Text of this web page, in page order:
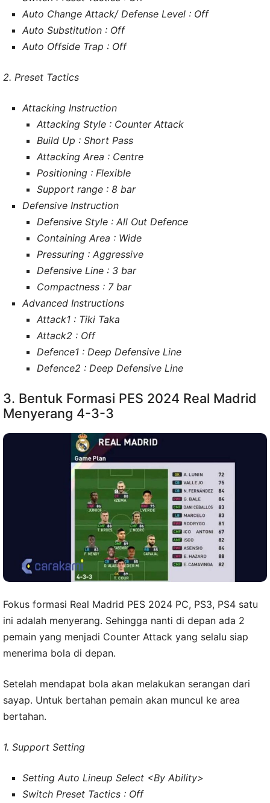
Auto Change Attack/ Defense Level : Off
Auto Substitution : Off
Auto Offside Trap : Off
2. Preset Tactics
Attacking Instruction
Attacking Style : Counter Attack
Build Up : Short Pass
Attacking Area : Centre
Positioning : Flexible
Support range : 8 bar
Defensive Instruction
Defensive Style : All Out Defence
Containing Area : Wide
Pressuring : Aggressive
Defensive Line : 3 bar
Compactness : 7 bar
Advanced Instructions
Attack1 : Tiki Taka
Attack2 : Off
Defence1 : Deep Defensive Line
Defence2 : Deep Defensive Line
3. Bentuk Formasi PES 2024 Real Madrid
Menyerang 4-3-3
Fokus formasi Real Madrid PES 2024 PC, PS3, PS4 satu
ini adalah menyerang. Sehingga nanti di depan ada 2
pemain yang menjadi Counter Attack yang selalu siap
menerima bola di depan.
Setelah mendapat bola akan melakukan serangan dari
sayap. Untuk bertahan pemain akan muncul ke area
bertahan.
1. Support Setting
Setting Auto Lineup Select <By Ability>
Switch Preset Tactics : Off